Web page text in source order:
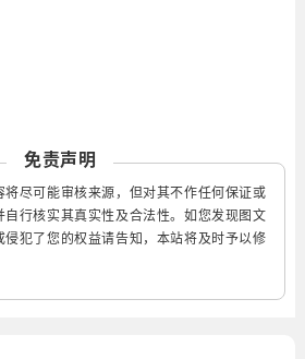
免责声明
尽可能审核来源，但对其不作任何保证或
行核实其真实性及合法性。如您发现图文
犯了您的权益请告知，本站将及时予以修